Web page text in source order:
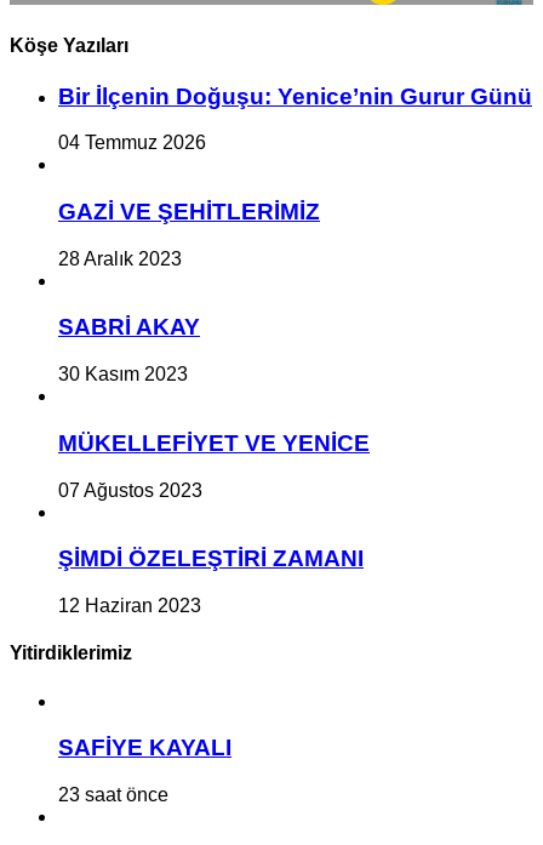
Köşe Yazıları
Bir İlçe­nin Do­ğu­şu: Ye­ni­ce’nin Gurur Günü
04 Temmuz 2026
GAZİ VE ŞEHİTLERİMİZ
28 Aralık 2023
SABRİ AKAY
30 Kasım 2023
MÜKELLEFİYET VE YENİCE
07 Ağustos 2023
ŞİMDİ ÖZELEŞTİRİ ZAMANI
12 Haziran 2023
Yitirdiklerimiz
SAFİYE KAYALI
23 saat önce